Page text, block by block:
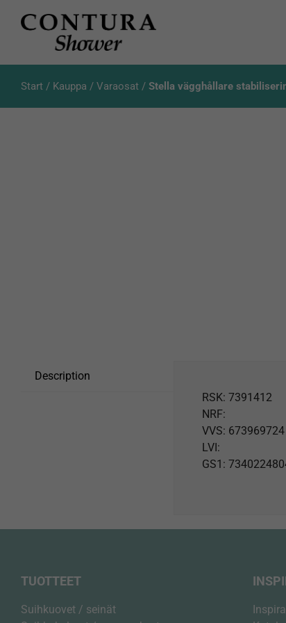
Start/ Kauppa / Varaosat/ Stella vägghållare
Description
RSK: 7391412
NRF:
VVS: 673969724
LVI:
GS1:
TUOTTEET
Suihkuovet / seinät